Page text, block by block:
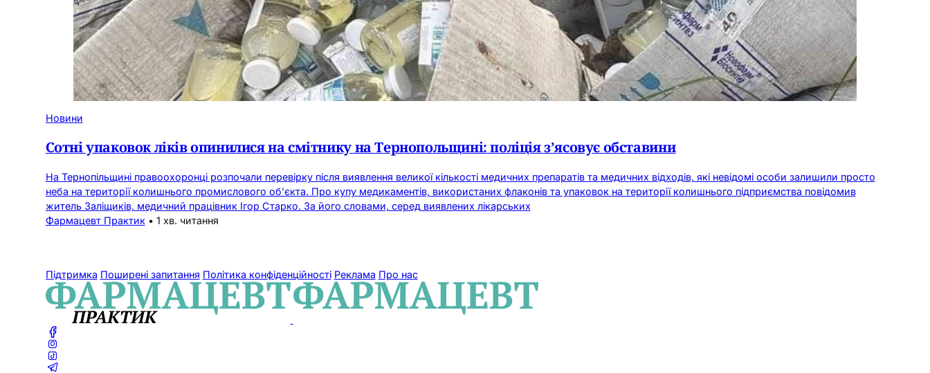
Новини
Сотні упаковок ліків опинилися на смітнику на Тернопольщині: поліція з’ясовує обставини
На Тернопільщині правоохоронці розпочали перевірку після виявлення великої кількості медичних препаратів та медичних відходів, які невідомі особи залишили просто
неба на території колишнього промислового об’єкта. Про купу медикаментів, використаних флаконів та упаковок на території колишнього підприємства повідомив
житель Заліщиків, медичний працівник Ігор Старко. За його словами, серед виявлених лікарських
Фармацевт Практик • 1 хв. читання
Підтримка Поширені запитання Політика конфіденційності Реклама Про нас